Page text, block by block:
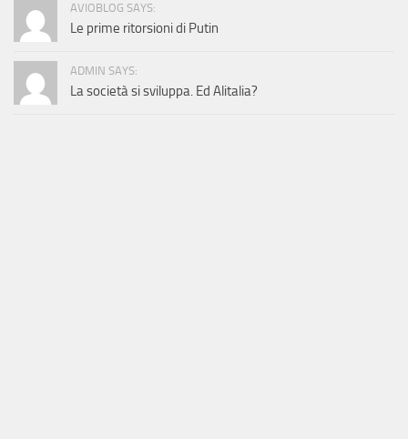
AVIOBLOG SAYS:
Le prime ritorsioni di Putin
ADMIN SAYS:
La società si sviluppa. Ed Alitalia?